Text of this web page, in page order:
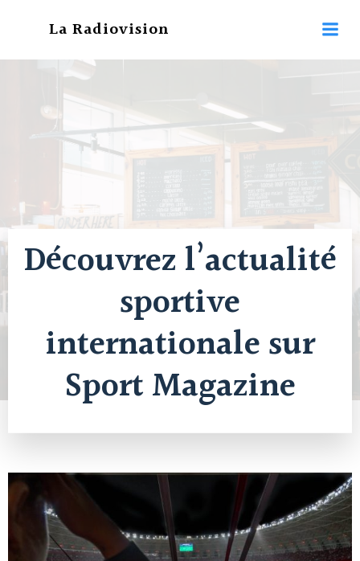
La Radiovision
Découvrez l’actualité
sportive
internationale sur
Sport Magazine